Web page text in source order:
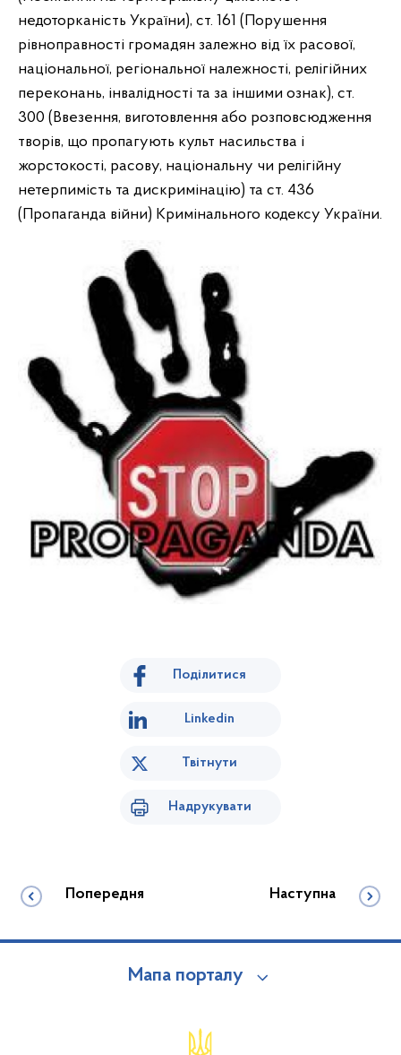
недоторканість України), ст. 161 (Порушення
рівноправності громадян залежно від їх расової,
національної, регіональної належності, релігійних
переконань, інвалідності та за іншими ознак), ст.
300 (Ввезення, виготовлення або розповсюдження
творів, що пропагують культ насильства і
жорстокості, расову, національну чи релігійну
нетерпимість та дискримінацію) та ст. 436
(Пропаганда війни) Кримінального кодексу України.
Поділитися
Linkedin
Твітнути
Надрукувати
Попередня Наступна
Мапа порталу